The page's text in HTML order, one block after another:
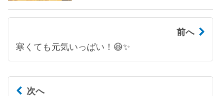
前へ
寒くても元気いっぱい！😆✨
次へ